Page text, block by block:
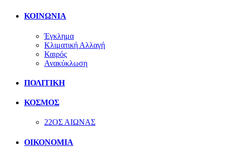
ΚΟΙΝΩΝΙΑ
Έγκλημα
Κλιματική Αλλαγή
Καιρός
Ανακύκλωση
ΠΟΛΙΤΙΚΗ
ΚΟΣΜΟΣ
22ΟΣ ΑΙΩΝΑΣ
ΟΙΚΟΝΟΜΙΑ